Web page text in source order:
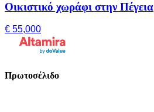
Οικιστικό χωράφι στην Πέγεια
€ 55,000
Πρωτοσέλιδο